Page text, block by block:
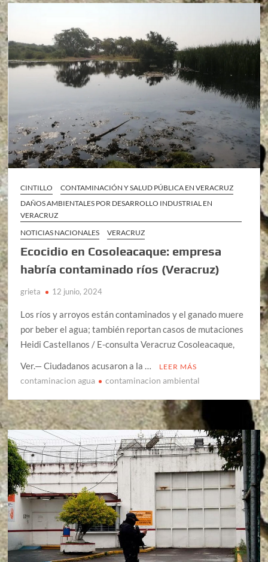
CINTILLO
CONTAMINACIÓN Y SALUD PÚBLICA EN VERACRUZ
DAÑOS AMBIENTALES POR DESARROLLO INDUSTRIAL EN
VERACRUZ
NOTICIAS NACIONALES
VERACRUZ
Ecocidio en Cosoleacaque: empresa
habría contaminado ríos (Veracruz)
grieta 12 junio, 2024
Los ríos y arroyos están contaminados y el ganado muere
por beber el agua; también reportan casos de mutaciones
Heidi Castellanos / E-consulta Veracruz Cosoleacaque,
Ver.— Ciudadanos acusaron a la …
LEER MÁS
contaminacion agua contaminacion ambiental